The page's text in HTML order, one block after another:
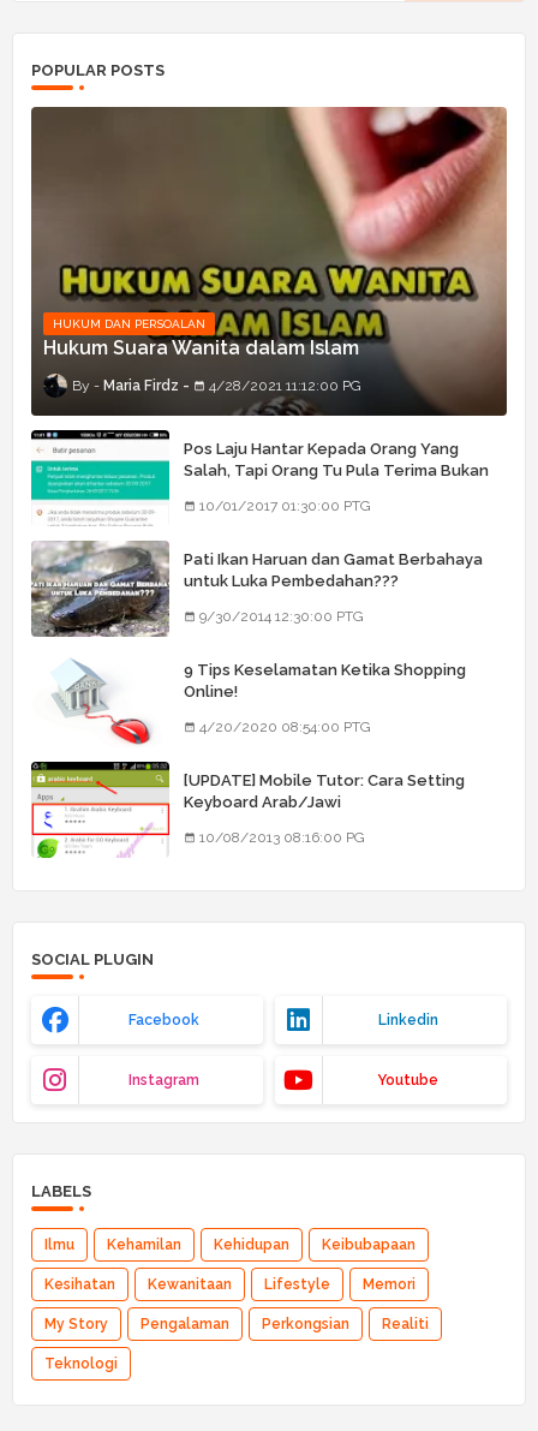
POPULAR POSTS
HUKUM DAN PERSOALAN
Hukum Suara Wanita dalam Islam
Maria Firdz 4/28/2021 11:12:00 PG
Pos Laju Hantar Kepada Orang Yang
Salah, Tapi Orang Tu Pula Terima Bukan
10/01/2017 01:30:00 PTG
Pati Ikan Haruan dan Gamat Berbahaya
untuk Luka Pembedahan???
9/30/2014 12:30:00 PTG
9 Tips Keselamatan Ketika Shopping
Online!
4/20/2020 08:54:00 PTG
[UPDATE] Mobile Tutor: Cara Setting
Keyboard Arab/Jawi
10/08/2013 08:16:00 PG
SOCIAL PLUGIN
Facebook Linkedin
Instagram Youtube
LABELS
Ilmu Kehamilan Kehidupan Keibubapaan
Kesihatan Kewanitaan Lifestyle Memori
My Story Pengalaman Perkongsian Realiti
Teknologi